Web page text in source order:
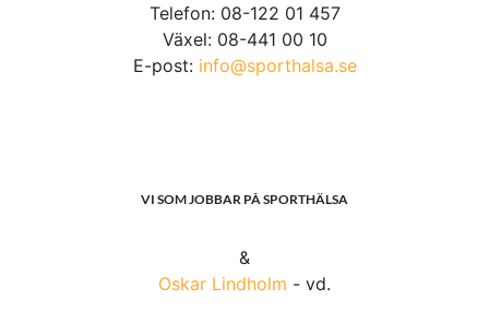
Telefon: 08-122 01 457
Växel: 08-441 00 10
E-post: info@sporthalsa.se
VI SOM JOBBAR PÅ SPORTHÄLSA
&
Oskar Lindholm - vd.